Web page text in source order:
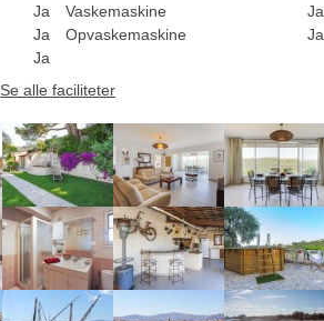
Ja
Ja
Ja
Vaskemaskine
Ja
Opvaskemaskine
Ja
Se alle faciliteter